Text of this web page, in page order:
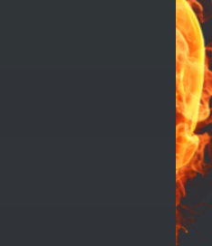
I
II
III
Nulla